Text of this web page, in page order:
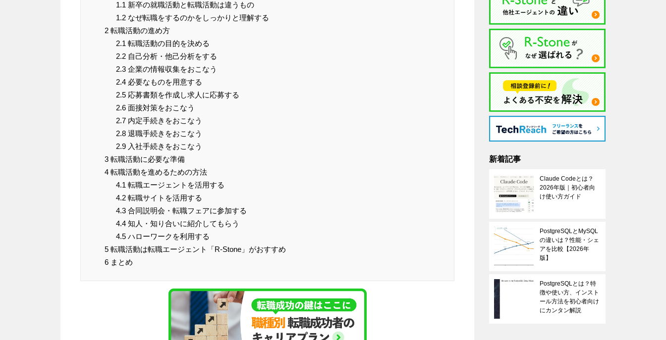
1.1 新卒の就職活動と転職活動は違うもの
1.2なぜ転職をするのかをしっかりと理解する
2 転職活動の進め方
2.1 転職活動の目的を決める
2.2自己分析・他己分析をする
2.3企業の情報収集をおこなう
2.4必要なものを用意する
2.5応募書類を作成し求人に応募する
2.6面接対策をおこなう
2.7内定手続きをおこなう
2.8退職手続きをおこなう
2.9入社手続きをおこなう
3 転職活動に必要な準備
4 転職活動を進めるための方法
4.1 転職エージェントを活用する
4.2転職サイトを活用する
4.3合同説明会・転職フェアに参加する
4.4知人・知り合いに紹介してもらう
4.5ハローワークを利用する
5 転職活動は転職エージェント「R-Stone」がおすすめ
6 まとめ
新着記事
Claude Codeとは？
2026年版｜初心者向
け使い方ガイド
PostgreSQLとMySQL
の違いは？性能・シェ
アを比較【2026年
版】
PostgreSQLとは？特
徴や使い方、インスト
ール方法を初心者向け
にカンタン解説